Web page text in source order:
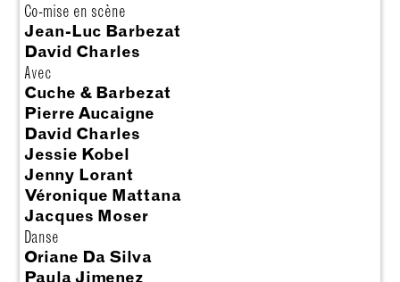
Co-mise en scène
Jean-Luc Barbezat
David Charles
Avec
Cuche & Barbezat
Pierre Aucaigne
David Charles
Jessie Kobel
Jenny Lorant
Véronique Mattana
Jacques Moser
Danse
Oriane Da Silva
Paula Jimenez